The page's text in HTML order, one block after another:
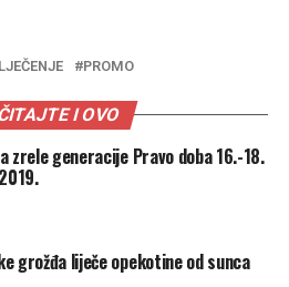
PROMO
I OVO
zrele generacije Pravo doba 16.-18.
grožđa liječe opekotine od sunca